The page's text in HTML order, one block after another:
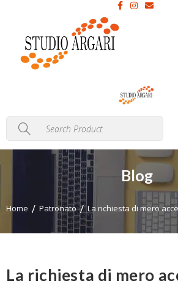
Blog
Home Patronato La richiesta di mero
La richiesta di mero